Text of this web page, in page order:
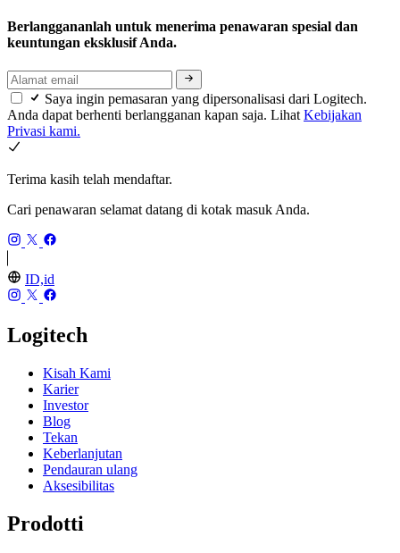
Berlanggananlah untuk menerima penawaran spesial dan
keuntungan eksklusif Anda.
Saya ingin pemasaran yang dipersonalisasi dari Logitech.
Anda dapat berhenti berlangganan kapan saja. Lihat Kebijakan
Privasi kami.
Terima kasih telah mendaftar.
Cari penawaran selamat datang di kotak masuk Anda.
ID,id
Logitech
Kisah Kami
Karier
Investor
Blog
Tekan
Keberlanjutan
Pendauran ulang
Aksesibilitas
Prodotti